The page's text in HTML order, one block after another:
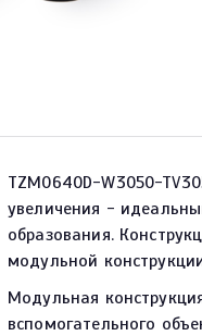
TZM0640D-W3050-
увеличения -
образования.
модульной
Модульная
вспомогательного